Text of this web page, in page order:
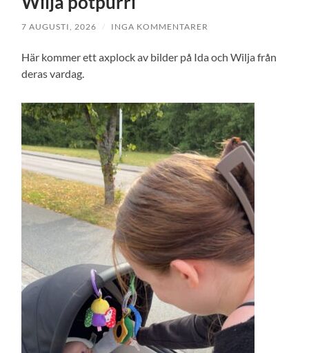
7 AUGUSTI, 2026 / INGA KOMMENTARER
Här kommer ett axplock av bilder på Ida och Wilja från
deras vardag.